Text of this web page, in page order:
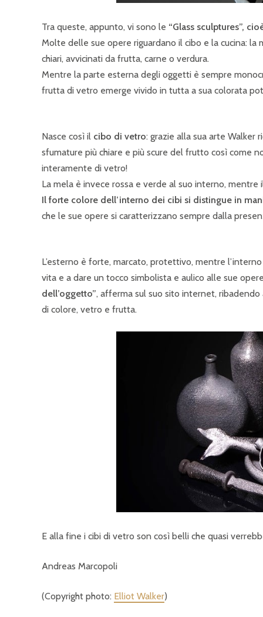
Tra queste, appunto, vi sono le “Glass sculptures”,
Molte delle sue opere riguardano il cibo e la cucina:
chiari, avvicinati da frutta, carne o verdura.
Mentre la parte esterna degli oggetti è sempre
frutta di vetro emerge vivido in tutta a sua colorata
Nasce così il cibo di vetro: grazie alla sua arte Walker
sfumature più chiare e più scure del frutto così come
interamente di vetro!
La mela è invece rossa e verde al suo interno, mentre
Il forte colore dell’interno dei cibi si distingue in
che le sue opere si caratterizzano sempre dalla
L’esterno è forte, marcato, protettivo, mentre
vita e a dare un tocco simbolista e aulico alle sue
dell’oggetto”, afferma sul suo sito internet,
di colore, vetro e frutta.
E alla fine i cibi di vetro son così belli che quasi
Andreas Marcopoli
(Copyright photo: Elliot Walker)